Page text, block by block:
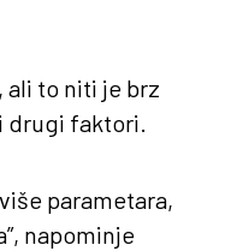
ali to niti je brz
drugi faktori.
parametara,
napominje